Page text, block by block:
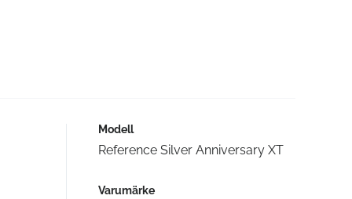
Modell
Reference Silver Anniversary XT
Varumärke